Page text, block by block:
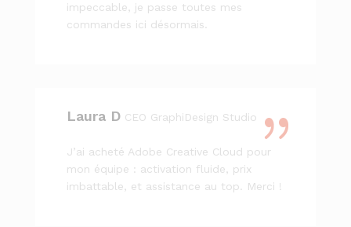
impeccable, je passe toutes mes
commandes ici désormais.
Laura D CEO GraphiDesign Studio
J’ai acheté Adobe Creative Cloud pour
mon équipe : activation fluide, prix
imbattable, et assistance au top. Merci !